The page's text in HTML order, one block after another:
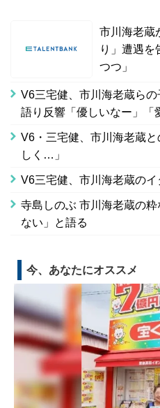
市川海老蔵
り」遭遇を
つつ」
V6三宅健、市川海老蔵ら
語り反響「優しいなー」「
V6・三宅健、市川海老蔵
しく…」
V6三宅健、市川海老蔵のイ
寺島しのぶ 市川海老蔵の
ない」と語る
今、あなたにオススメ